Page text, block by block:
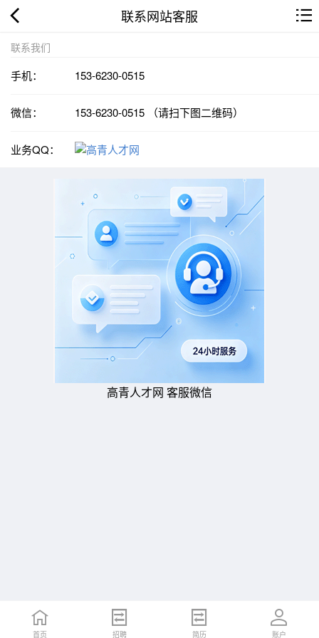
联系网站客服
联系我们
手机： 153-6230-0515
微信： 153-6230-0515 （请扫下图二维码）
业务QQ：
高青人才网 客服微信
首页 招聘 简历 账户